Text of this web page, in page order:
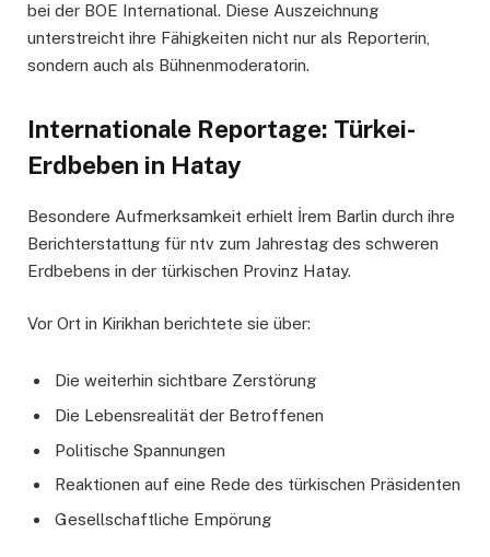
bei der BOE International. Diese Auszeichnung
unterstreicht ihre Fähigkeiten nicht nur als Reporterin,
sondern auch als Bühnenmoderatorin.
Internationale Reportage: Türkei-
Erdbeben in Hatay
Besondere Aufmerksamkeit erhielt İrem Barlin durch ihre
Berichterstattung für ntv zum Jahrestag des schweren
Erdbebens in der türkischen Provinz Hatay.
Vor Ort in Kirikhan berichtete sie über:
Die weiterhin sichtbare Zerstörung
Die Lebensrealität der Betroffenen
Politische Spannungen
Reaktionen auf eine Rede des türkischen Präsidenten
Gesellschaftliche Empörung